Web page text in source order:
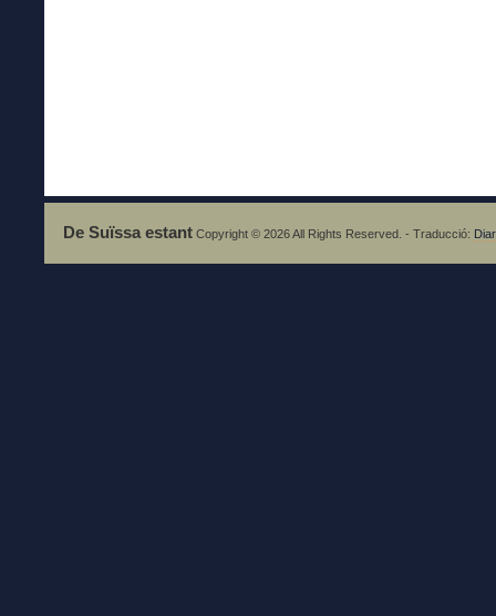
De Suïssa estant Copyright © 2026 All Rights Reserved. - Traducció: